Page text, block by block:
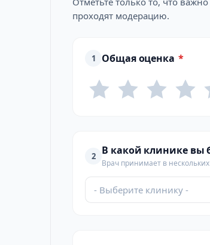
проходят модерацию.
1 Общая оценка *
2 В какой клинике вы
Врач принимает в
- Выберите клинику -